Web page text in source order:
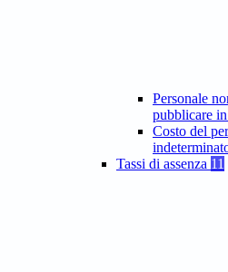
Personale
pubblicare
Costo del
Tassi di assenza 11